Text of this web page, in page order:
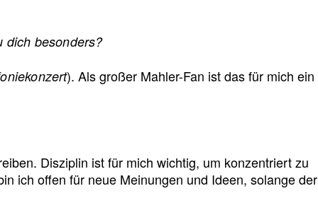
dich besonders?
). Als großer Mahler-Fan ist das für mich ein
Disziplin ist für mich wichtig, um konzentriert zu
ich offen für neue Meinungen und Ideen, solange der